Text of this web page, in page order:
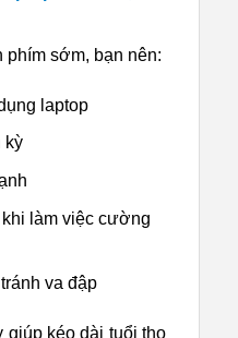
sớm, bạn nên:
laptop
kỳ
làm việc cường
va đập
giúp kéo dài tuổi thọ